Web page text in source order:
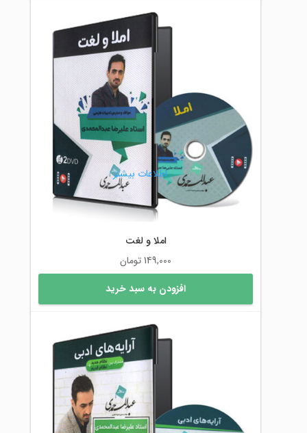
اطلاعات بیشتر
املا و لغت
149,000تومان
افزودن به سبد خرید